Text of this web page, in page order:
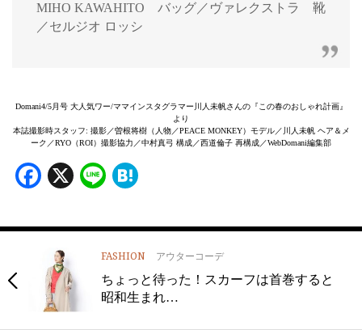
MIHO KAWAHITO バッグ／ヴァレクストラ 靴
／セルジオ ロッシ
Domani4/5月号 大人気ワー/ママインスタグラマー川人未帆さんの『この春のおしゃれ計画』
より
本誌撮影時スタッフ: 撮影／曽根将樹（人物／PEACE MONKEY）モデル／川人未帆 ヘア＆メ
ーク／RYO（ROI）撮影協力／中村真弓 構成／西道倫子 再構成／WebDomani編集部
Facebook
X Line
FASHION アウターコーデ
ちょっと待った！スカーフは首巻すると
昭和生まれ…